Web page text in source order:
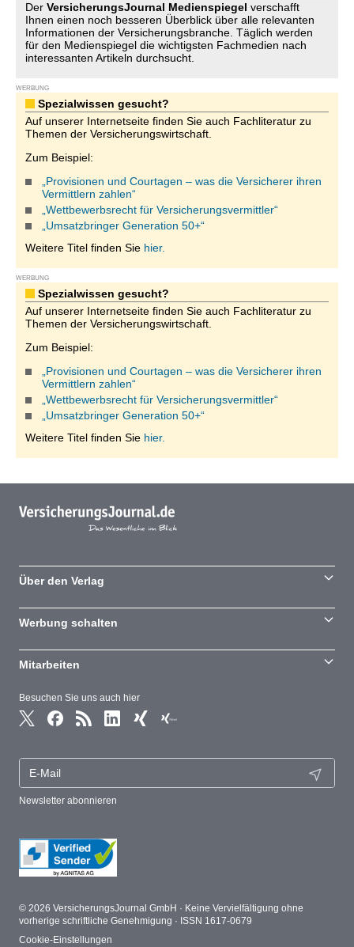
Der VersicherungsJournal Medienspiegel verschafft
Ihnen einen noch besseren Überblick über alle relevanten
Informationen der Versicherungsbranche. Täglich werden
für den Medienspiegel die wichtigsten Fachmedien nach
interessanten Artikeln durchsucht.
WERBUNG
Spezialwissen gesucht?
Auf unserer Internetseite finden Sie auch Fachliteratur zu
Themen der Versicherungswirtschaft.
Zum Beispiel:
„Provisionen und Courtagen – was die Versicherer ihren
Vermittlern zahlen“
„Wettbewerbsrecht für Versicherungsvermittler“
„Umsatzbringer Generation 50+“
Weitere Titel finden Sie hier.
WERBUNG
Spezialwissen gesucht?
Auf unserer Internetseite finden Sie auch Fachliteratur zu
Themen der Versicherungswirtschaft.
Zum Beispiel:
„Provisionen und Courtagen – was die Versicherer ihren
Vermittlern zahlen“
„Wettbewerbsrecht für Versicherungsvermittler“
„Umsatzbringer Generation 50+“
Weitere Titel finden Sie hier.
Besuchen Sie uns auch hier
Newsletter abonnieren
Über den Verlag
Werbung schalten
Mitarbeiten
© 2026 VersicherungsJournal GmbH · Keine Vervielfältigung ohne
vorherige schriftliche Genehmigung · ISSN 1617-0679
Cookie-Einstellungen